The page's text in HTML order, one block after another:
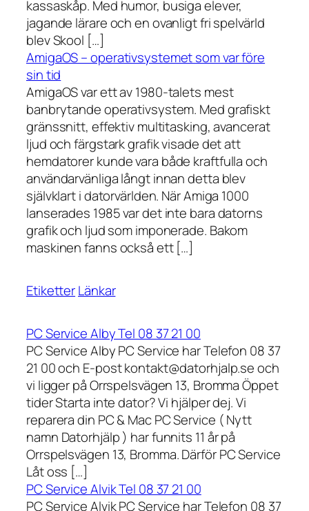
kassaskåp. Med humor, busiga elever,
jagande lärare och en ovanligt fri spelvärld
blev Skool […]
AmigaOS – operativsystemet som var före
sin tid
AmigaOS var ett av 1980-talets mest
banbrytande operativsystem. Med grafiskt
gränssnitt, effektiv multitasking, avancerat
ljud och färgstark grafik visade det att
hemdatorer kunde vara både kraftfulla och
användarvänliga långt innan detta blev
självklart i datorvärlden. När Amiga 1000
lanserades 1985 var det inte bara datorns
grafik och ljud som imponerade. Bakom
maskinen fanns också ett […]
EtiketterLänkar
PC Service Alby Tel 08 37 21 00
PC Service Alby PC Service har Telefon 08 37
21 00 och E-post kontakt@datorhjalp.se och
vi ligger på Orrspelsvägen 13, Bromma Öppet
tider Starta inte dator? Vi hjälper dej. Vi
reparera din PC & Mac PC Service ( Nytt
namn Datorhjälp ) har funnits 11 år på
Orrspelsvägen 13, Bromma. Därför PC Service
Låt oss […]
PC Service Alvik Tel 08 37 21 00
PC Service Alvik PC Service har Telefon 08 37